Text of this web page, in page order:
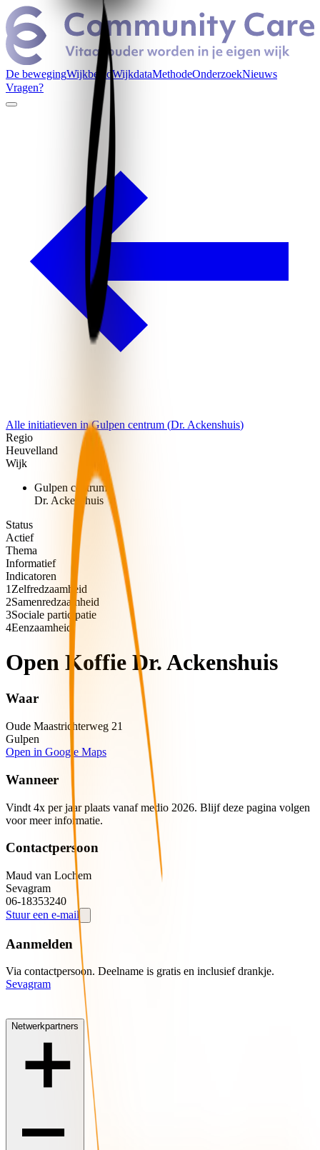
De bewegingWijkbeeldWijkdataMethodeOnderzoekNieuws
Vragen?
Alle initiatieven inGulpen centrum (Dr. Ackenshuis)
Regio
Heuvelland
Wijk
Gulpen centrum
Dr. Ackenshuis
Status
Actief
Thema
Informatief
Indicatoren
1 Zelfredzaamheid
2Samenredzaamheid
3Sociale participatie
4Eenzaamheid
Open Koffie Dr. Ackenshuis
Waar
Oude Maastrichterweg 21
Gulpen
Open in Google Maps
Wanneer
Vindt 4x per jaar plaats vanaf medio 2026. Blijf deze pagina volgen
voor meer informatie.
Contactpersoon
Maud van Lochem
Sevagram
06-18353240
Stuur een e-mail
Aanmelden
Via contactpersoon. Deelname is gratis en inclusief drankje.
Sevagram
Netwerkpartners